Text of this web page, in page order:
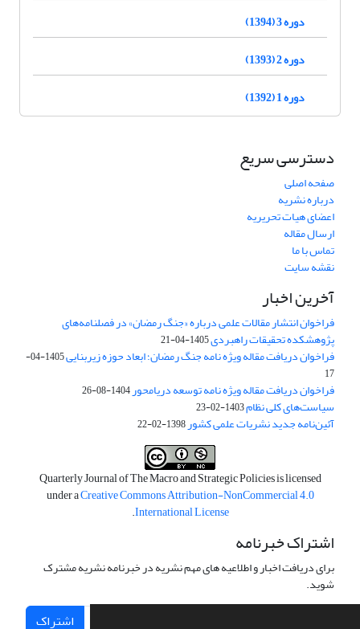
دوره 3 (1394)
دوره 2 (1393)
دوره 1 (1392)
دسترسی سریع
صفحه اصلی
درباره نشریه
اعضای هیات تحریریه
ارسال مقاله
تماس با ما
نقشه سایت
آخرین اخبار
فراخوان انتشار مقالات علمی درباره «جنگ رمضان» در فصلنامه‌های
پژوهشکده تحقیقات راهبردی1405-04-21
فراخوان دریافت مقاله ویژه نامه جنگ رمضان؛ ابعاد حوزه زیربنایی
1405-04-
17
فراخوان دریافت مقاله ویژه نامه توسعه دریامحور1404-08-26
سیاست‌های کلی نظام1403-02-23
آئین‌نامه جدید نشریات علمی کشور1398-02-22
Quarterly Journal of The Macro and Strategic Policies is licensed
under aCreative Commons Attribution-NonCommercial 4.0
International License
.
اشتراک خبرنامه
برای دریافت اخبار و اطلاعیه های مهم نشریه در خبرنامه نشریه مشترک
شوید.
اشتراک